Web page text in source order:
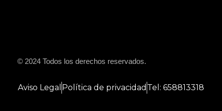
© 2024 Todos los derechos reservados.
Aviso Legal Política de privacidad Tel: 658813318